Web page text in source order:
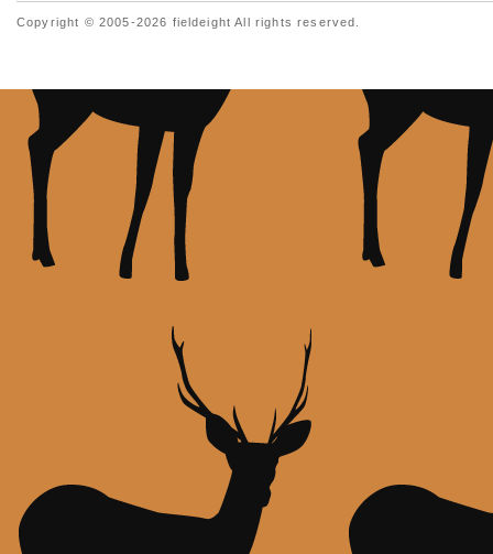
Copyright © 2005-2026 fieldeight All rights reserved.